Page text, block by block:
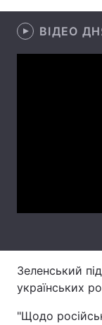
ВІДЕО
Зеленський
українських
"Щодо